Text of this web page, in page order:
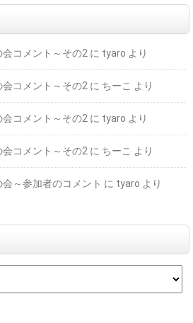
会コメント～その2 に tyaro より
会コメント～その2 に ちーこ より
会コメント～その2 に tyaro より
会コメント～その2 に ちーこ より
～参加者のコメント に tyaro より